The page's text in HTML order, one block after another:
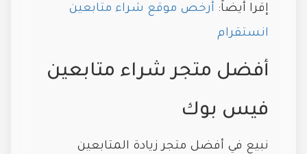
إقرا أيضاً: أرخص موقع شراء متابعين
انستقرام
أفضل متجر شراء متابعين
فيس بوك
نبيع في أفضل متجر زيادة المتابعين